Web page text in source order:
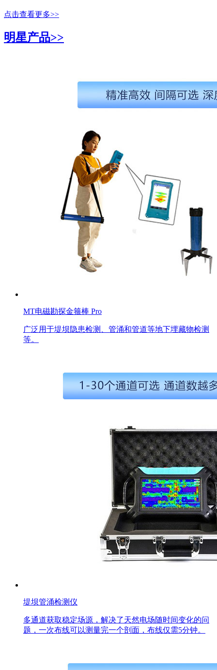
点击查看更多>>
明星产品>>
MT电磁勘探金箍棒 Pro
广泛用于堤坝隐患检测、管涌和管道等地下埋藏物检测
等。
堤坝管涌检测仪
多通道获取稳定场源，解决了天然电场随时间变化的问
题，一次布线可以测量完一个剖面，布线仅需5分钟。